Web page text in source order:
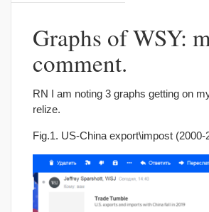
Graphs of WSY:
comment.
RN I am noting 3 graphs getting on
relize.
Fig.1. US-China export\impost (2000-